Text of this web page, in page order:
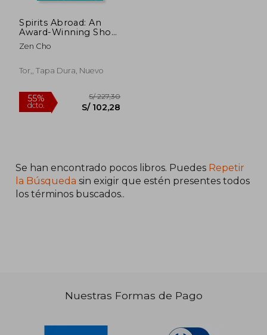
Spirits Abroad: An
Award-Winning Short
Story Collection of
Asian Myths and
Zen Cho
Tor,, Tapa Dura, Nuevo
Se han encontrado pocos libros. Puedes Repetir
la Búsqueda sin exigir que estén presentes todos
los términos buscados..
Nuestras Formas de Pago